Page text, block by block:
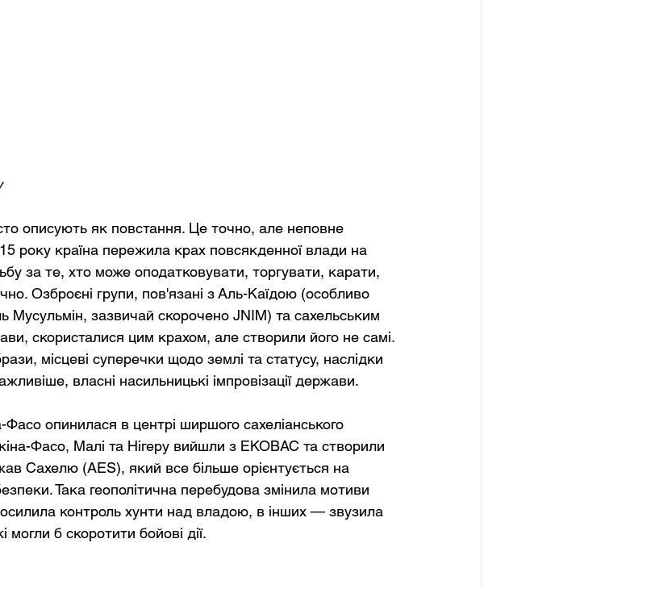
описують як повстання. Це точно, але неповне
року країна пережила крах повсякденної влади на
за те, хто може оподатковувати, торгувати, карати,
Озброєні групи, пов'язані з Аль-Каїдою (особливо
зазвичай скорочено JNIM) та сахельським
скористалися цим крахом, але створили його не самі.
місцеві суперечки щодо землі та статусу, наслідки
власні насильницькі імпровізації держави.
опинилася в центрі ширшого сахеліанського
Фасо, Малі та Нігеру вийшли з ЕКОВАС та створили
Сахелю (AES), який все більше орієнтується на
Така геополітична перебудова змінила мотиви
контроль хунти над владою, в інших — звузила
б скоротити бойові дії.